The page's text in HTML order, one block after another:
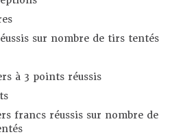
sur nombre de tirs tentés
à 3 points réussis
francs réussis sur nombre de